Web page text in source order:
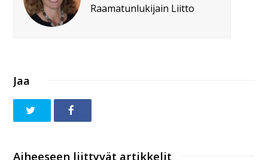
Raamatunlukijain Liitto
Jaa
Aiheeseen liittyvät artikkelit